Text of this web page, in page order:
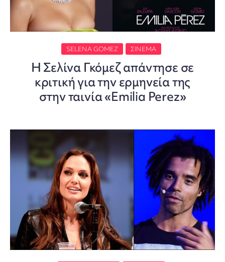
SELENA GOMEZ ΣΙΝΕΜΆ
Η Σελίνα Γκόμεζ απάντησε σε
κριτική για την ερμηνεία της
στην ταινία «Emilia Perez»